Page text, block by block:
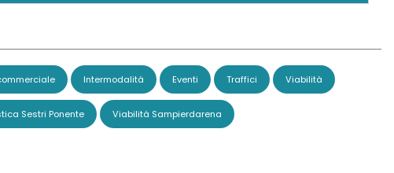
Intermodalità Eventi Traffici Viabilità
Sestri Ponente Viabilità Sampierdarena